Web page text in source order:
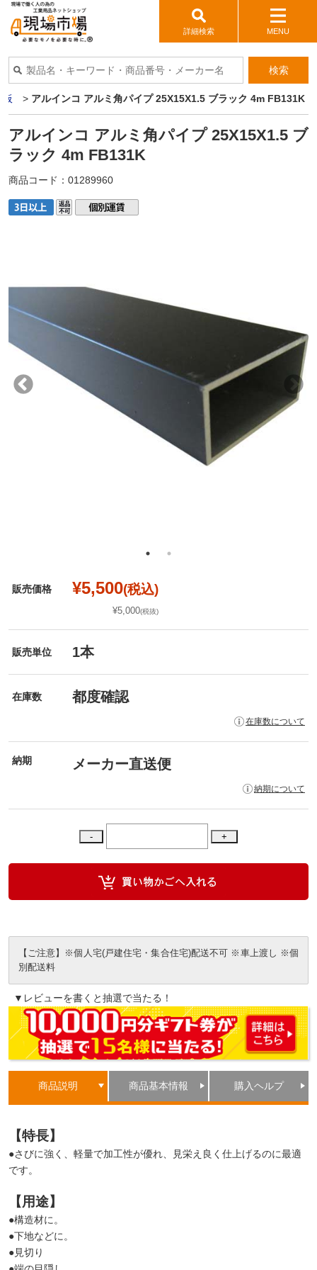
詳細検索 MENU
検索
> アルインコ アルミ角パイプ 25X15X1.5 ブラック 4m FB131K
アルインコ アルミ角パイプ 25X15X1.5 ブ
ラック 4m FB131K
商品コード： 01289960
販売価格 ¥5,500(税込)
¥5,000(税抜)
販売単位 1本
在庫数 都度確認
在庫数について
納期 メーカー直送便
納期について
【ご注意】※個人宅(戸建住宅・集合住宅)配送不可 ※車上渡し ※個
別配送料
▼レビューを書くと抽選で当たる！
商品説明 商品基本情報 購入ヘルプ
【特長】
●さびに強く、軽量で加工性が優れ、見栄え良く仕上げるのに最適
です。
【用途】
●構造材に。
●下地などに。
●見切り